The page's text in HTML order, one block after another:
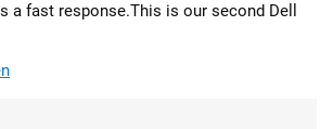
a fast response.This is our second Dell